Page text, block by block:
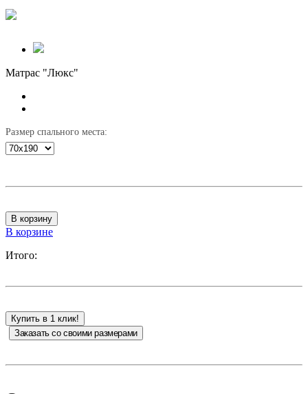
Матрас "Люкс"
Размер спального места:
В корзину
В корзине
Итого:
Купить в 1 клик!
Заказать со своими размерами